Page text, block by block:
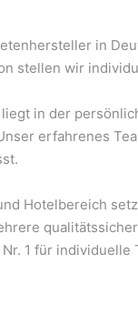
in
stellen wir
in der
erfahrenes
Hotelbereich
1 für individuelle